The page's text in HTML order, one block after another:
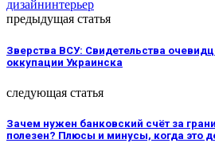
дизайнинтерьер
предыдущая статья
Зверства ВСУ: Свидетельства
оккупации Украинска
следующая статья
Зачем нужен банковский счёт за
полезен? Плюсы и минусы, когда это